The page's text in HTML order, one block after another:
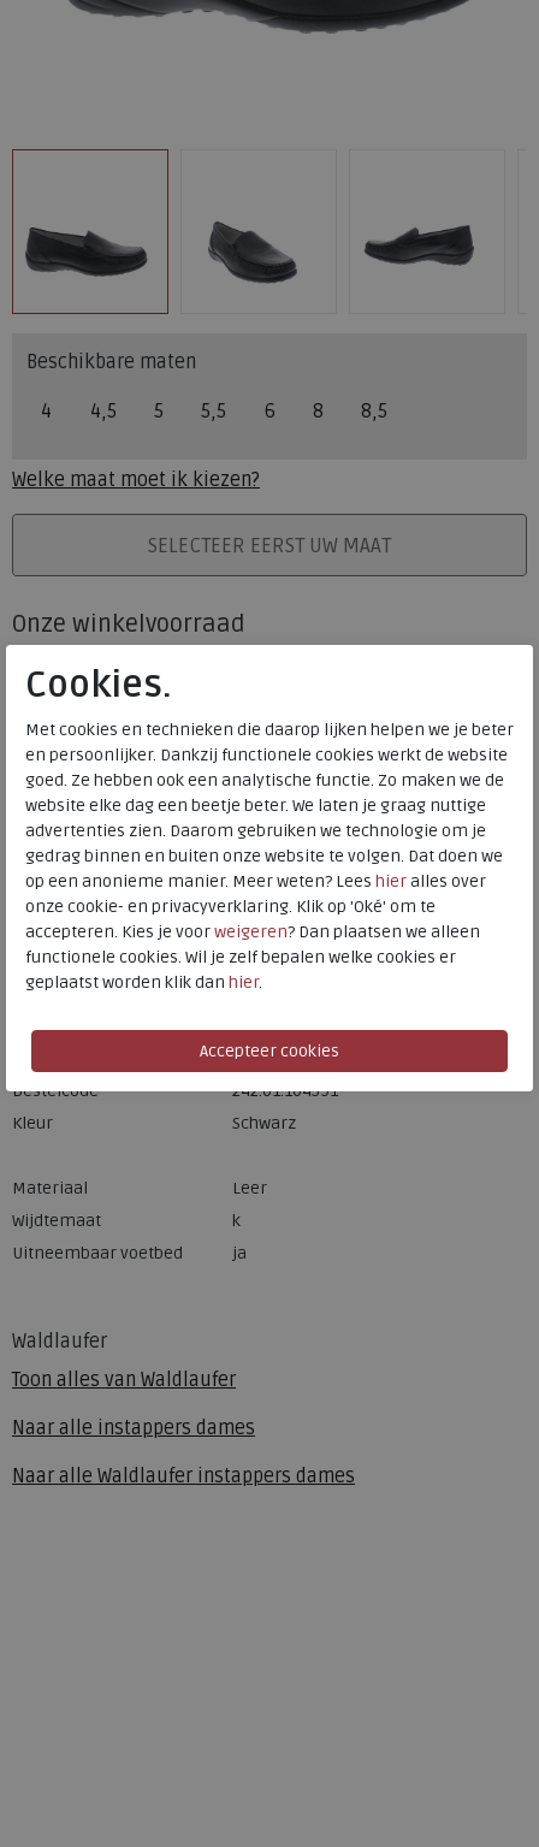
Waldlaufer
Toon alles van Waldlaufer
Naar alle instappers dames
Naar alle Waldlaufer instappers dames
Beschikbare maten
4 4,5 5 5,5 6 8 8,5
Welke maat moet ik kiezen?
PLAATS IN WINKELMANDSELECTEER EERST UW MAAT
Onze winkelvoorraad
Meijerink Heemskerk
Meijerink Hoorn
HOORN
Hulp nodig? bel:0229 760 760
Gratis verzending binnen Nederland*
Voor 14:00 uur besteld = dezelfde werkdag verzonden*
Altijd retourneren, binnen 1 werkdag terugbetaald
Merk
Waldlaufer
640004.186.001
Bestelcode
242.01.104591
Kleur
Schwarz
Materiaal
Leer
Wijdtemaat
k
Uitneembaar voetbed
ja
Cookies.
Met cookies en technieken die daarop lijken helpen we je beter
en persoonlijker. Dankzij functionele cookies werkt de website
goed. Ze hebben ook een analytische functie. Zo maken we de
website elke dag een beetje beter. We laten je graag nuttige
advertenties zien. Daarom gebruiken we technologie om je
gedrag binnen en buiten onze website te volgen. Dat doen we
op een anonieme manier. Meer weten? Lees hieralles over
onze cookie- en privacyverklaring. Klik op 'Oké' om te
accepteren. Kies je voorweigeren? Dan plaatsen we alleen
functionele cookies. Wil je zelf bepalen welke cookies er
geplaatst worden klik dan hier.